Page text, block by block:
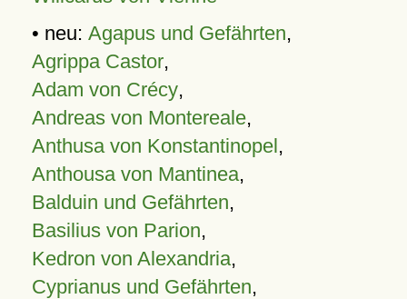
• neu: Agapus und Gefährten,
Agrippa Castor,
Adam von Crécy,
Andreas von Montereale,
Anthusa von Konstantinopel,
Anthousa von Mantinea,
Balduin und Gefährten,
Basilius von Parion,
Kedron von Alexandria,
Cyprianus und Gefährten,